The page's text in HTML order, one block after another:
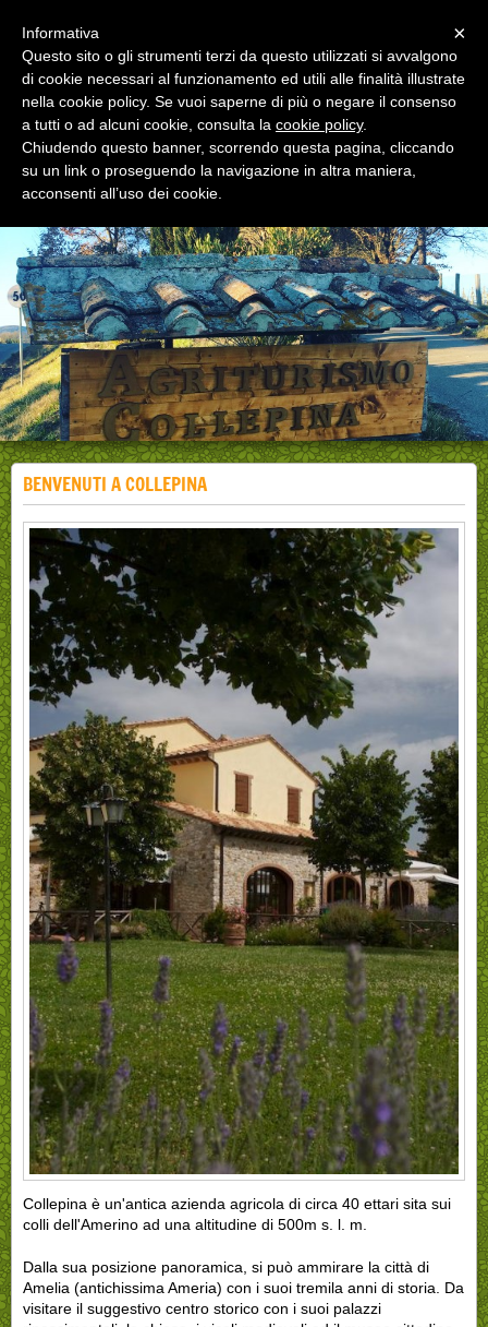
Agriturismo Collepina
Agriturismo e Ristorante
BENVENUTI A COLLEPINA
Collepina è un'antica azienda agricola di circa 40 ettari sita sui
colli dell'Amerino ad una altitudine di 500m s. l. m.
Dalla sua posizione panoramica, si può ammirare la città di
Amelia (antichissima Ameria) con i suoi tremila anni di storia. Da
visitare il suggestivo centro storico con i suoi palazzi
×
Informativa
Questo sito o gli strumenti terzi da questo utilizzati si avvalgono
di cookie necessari al funzionamento ed utili alle finalità illustrate
nella cookie policy. Se vuoi saperne di più o negare il consenso
a tutti o ad alcuni cookie, consulta la cookie policy.
Chiudendo questo banner, scorrendo questa pagina, cliccando
su un link o proseguendo la navigazione in altra maniera,
acconsenti all’uso dei cookie.